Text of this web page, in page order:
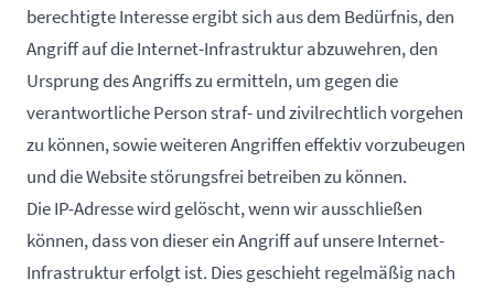
berechtigte Interesse ergibt sich aus dem Bedürfnis, den
Angriff auf die Internet-Infrastruktur abzuwehren, den
Ursprung des Angriffs zu ermitteln, um gegen die
verantwortliche Person straf- und zivilrechtlich vorgehen
zu können, sowie weiteren Angriffen effektiv vorzubeugen
und die Website störungsfrei betreiben zu können.
Die IP-Adresse wird gelöscht, wenn wir ausschließen
können, dass von dieser ein Angriff auf unsere Internet-
Infrastruktur erfolgt ist. Dies geschieht regelmäßig nach